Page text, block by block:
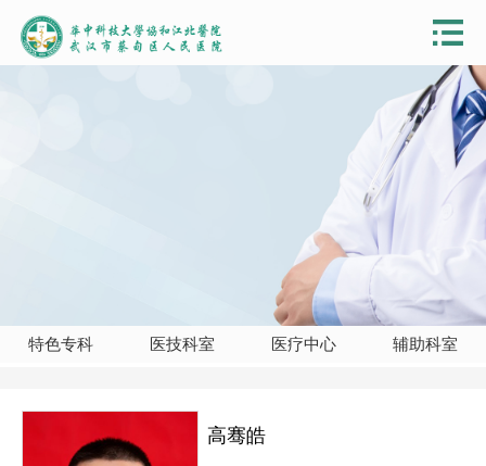
特色专科 医技科室 医疗中心 辅助科室
高骞皓